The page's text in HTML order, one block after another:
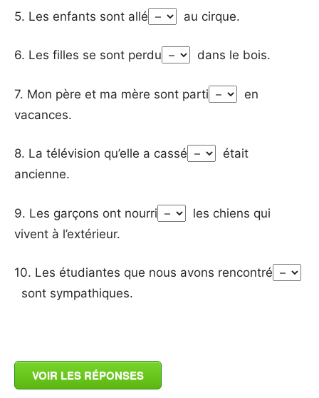
5. Les enfants sont allé au cirque.
6. Les filles se sont perdu dans le bois.
7. Mon père et ma mère sont parti
en
vacances.
8. La télévision qu’elle a cassé
était
ancienne.
9. Les garçons ont nourri
les chiens qui
vivent à l’extérieur.
10. Les étudiantes que nous avons rencontré
sont sympathiques.
VOIR LES RÉPONSES